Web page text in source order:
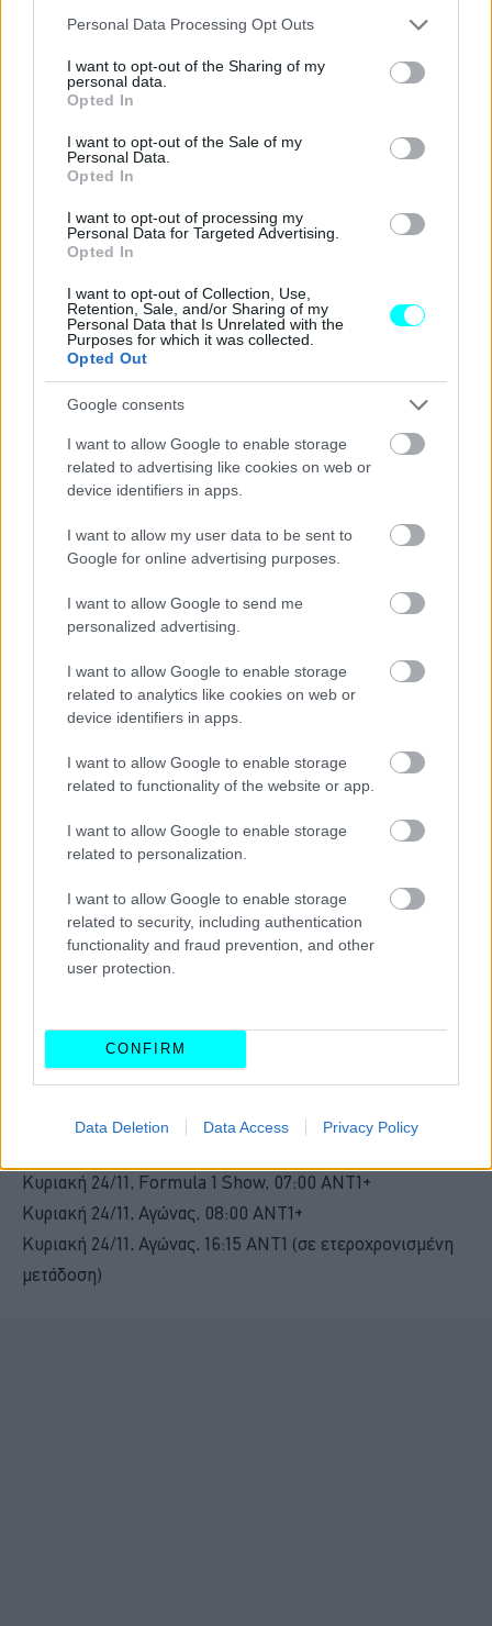
Please note that this website/app uses one or more Google
not limited to your visit or usage behaviour. You may click to
grant or deny consent to Google and its third-party tags to
use your data for below specified purposes in below Google
consent section.
Personal Data Processing Opt Outs
I want to opt-out of the Sharing of my
personal data.
Opted In
I want to opt-out of the Sale of my
Personal Data.
Opted In
I want to opt-out of processing my
Personal Data for Targeted Advertising.
Opted In
I want to opt-out of Collection, Use,
Retention, Sale, and/or Sharing of my
Personal Data that Is Unrelated with the
Purposes for which it was collected.
Opted Out
Google consents
I want to allow Google to enable storage
related to advertising like cookies on web or
device identifiers in apps.
I want to allow my user data to be sent to
Google for online advertising purposes.
I want to allow Google to send me
personalized advertising.
I want to allow Google to enable storage
related to analytics like cookies on web or
device identifiers in apps.
I want to allow Google to enable storage
related to functionality of the website or app.
I want to allow Google to enable storage
related to personalization.
I want to allow Google to enable storage
related to security, including authentication
functionality and fraud prevention, and other
user protection.
CONFIRM
Data Deletion Data Access Privacy Policy
Η τηλεόραση του ΑΝΤ1 ήταν παρούσα και στην δοκιμή
αγωνιστικούNASCAR
αποκλειστικά από το ΑΝΤ1+) από την πρέσβειρα της Aston
Martin,Jessica Hawkins
, με την Βρετανίδα να μιλάει
θρύλος του NASCAR,Jeff Gordon, που είχε το ρόλο…
εκπαιδευτή. Τέλος, η απεσταλμένη του ΑΝΤ1/ΑΝΤ1+ στο
Λας Βέγκας, Μαρία Θωμά, θα καταγράφει τις παρουσίες
των διάσημων στα paddock και θα μεταφέρει τον παλμό.
Στην παρουσίαση της εκπομπής και στις μεταδόσεις θα
βρίσκονται Τάκης Πουρναράκη
προσπάθειες των συναθλητών του, θα σχολιάζει ο οδηγός
Αναλυτικά οιμεταδόσεις
Παρασκευή 22/11, Ελεύθερες Δοκιμές 1, 04:30 ANT1+
Παρασκευή 22/11, Ελεύθερες Δοκιμές 2, 08:00 ANT1+
Σάββατο 23/11, Ελεύθερες Δοκιμές 3, 04:30 ANT1+
Κυριακή 24/11, Formula 1 Show, 07:00 ΑΝΤ1+
Κυριακή 24/11, Αγώνας, 08:00 ΑΝΤ1+
Κυριακή 24/11, Αγώνας, 16:15 ΑΝΤ1 (σε ετεροχρονισμένη
μετάδοση)